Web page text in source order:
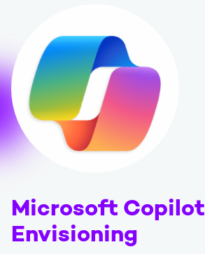
Microsoft Copilot
Envisioning